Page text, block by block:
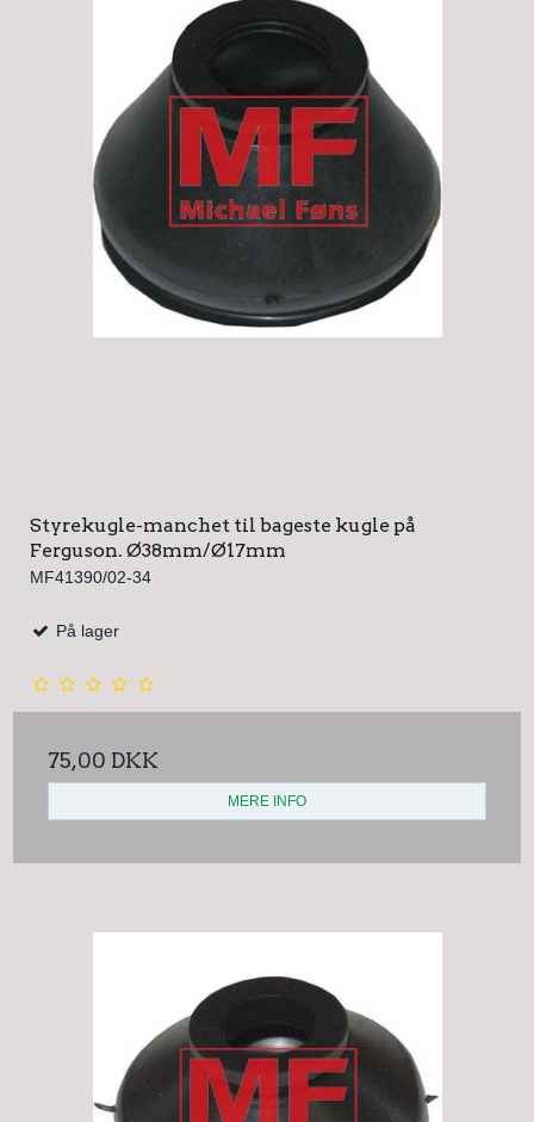
Styrekugle-manchet til bageste kugle på
Ferguson. Ø38mm/Ø17mm
MF41390/02-34
På lager
75,00 DKK
MERE INFO